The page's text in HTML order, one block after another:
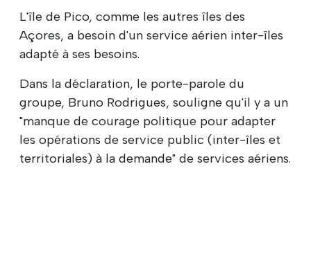
L'île de Pico, comme les autres îles des
Açores, a besoin d'un service aérien inter-îles
adapté à ses besoins.
Dans la déclaration, le porte-parole du
groupe, Bruno Rodrigues, souligne qu'il y a un
"manque de courage politique pour adapter
les opérations de service public (inter-îles et
territoriales) à la demande" de services aériens.